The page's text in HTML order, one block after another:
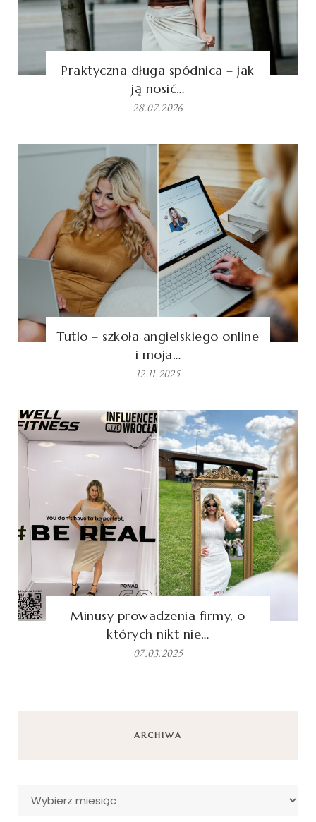
Praktyczna długa spódnica – jak
ją nosić…
28.07.2026
Tutlo – szkoła angielskiego online
i moja…
12.11.2025
Minusy prowadzenia firmy, o
których nikt nie…
07.03.2025
ARCHIWA